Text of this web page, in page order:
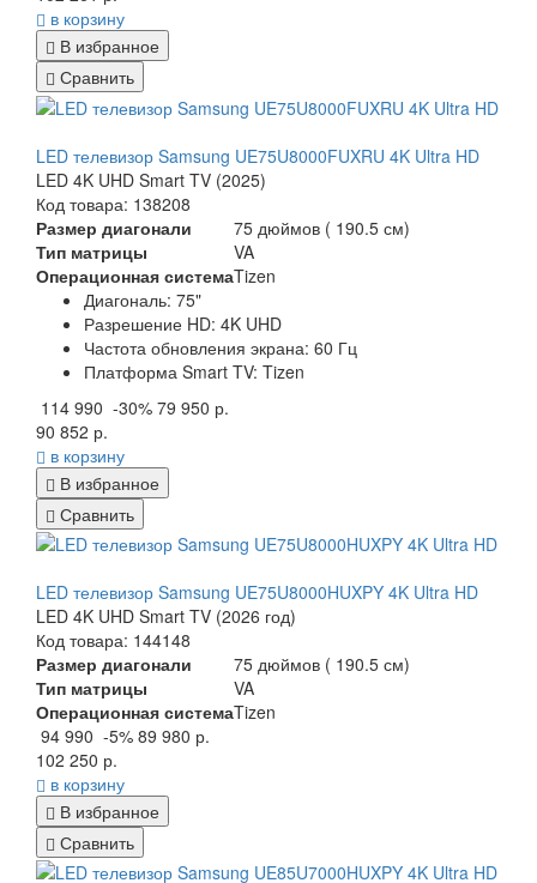
в корзину
В избранное
Сравнить
LED телевизор Samsung UE75U8000FUXRU 4K Ultra HD
LED 4K UHD Smart TV (2025)
Код товара: 138208
Размер диагонали
75 дюймов ( 190.5 см)
Тип матрицы
VA
Операционная системаTizen
Диагональ: 75"
Разрешение HD: 4K UHD
Частота обновления экрана: 60 Гц
Платформа Smart TV: Tizen
114 990 -30% 79 950 р.
90 852 р.
в корзину
В избранное
Сравнить
LED телевизор Samsung UE75U8000HUXPY 4K Ultra HD
LED 4K UHD Smart TV (2026 год)
Код товара: 144148
Размер диагонали
75 дюймов ( 190.5 см)
Тип матрицы
VA
Операционная системаTizen
94 990 -5% 89 980 р.
102 250 р.
в корзину
В избранное
Сравнить